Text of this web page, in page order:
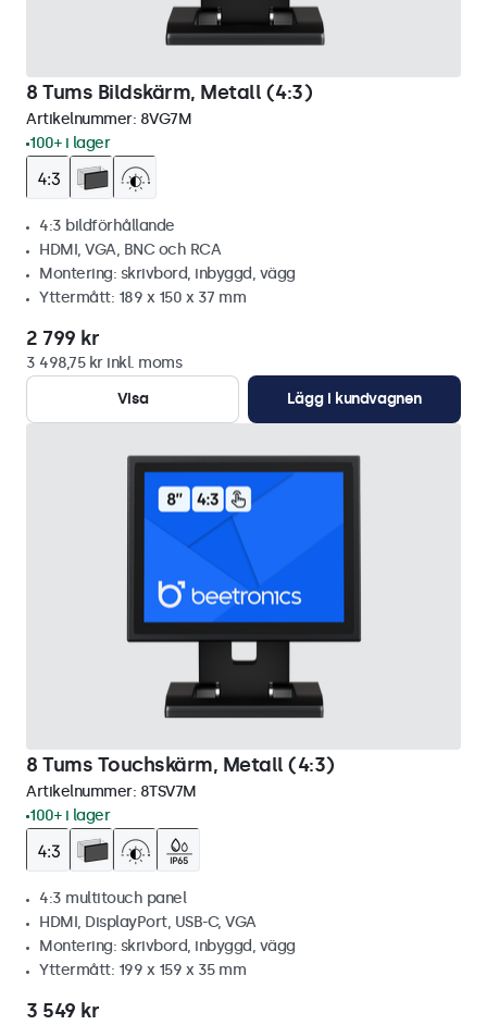
8 Tums Bildskärm, Metall (4:3)
Artikelnummer: 8VG7M
100+ i lager
4:3 bildförhållande
HDMI, VGA, BNC och RCA
Montering: skrivbord, inbyggd, vägg
Yttermått: 189 x 150 x 37 mm
2 799 kr
3 498,75 kr inkl. moms
Visa
Lägg i kundvagnen
8 Tums Touchskärm, Metall (4:3)
Artikelnummer: 8TSV7M
100+ i lager
4:3 multitouch panel
HDMI, DisplayPort, USB-C, VGA
Montering: skrivbord, inbyggd, vägg
Yttermått: 199 x 159 x 35 mm
3 549 kr